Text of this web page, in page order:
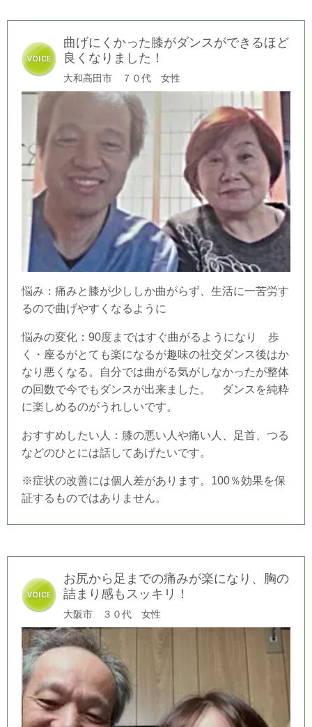
曲げにくかった膝がダンスができるほど
良くなりました！
大和高田市 ７０代 女性
悩み：痛みと膝が少ししか曲がらず、生活に一苦労す
るので曲げやすくなるように
悩みの変化：90度まではすぐ曲がるようになり 歩
く・座るがとても楽になるが趣味の社交ダンス後はか
なり悪くなる。自分では曲がる気がしなかったが整体
の回数で今でもダンスが出来ました。 ダンスを純粋
に楽しめるのがうれしいです。
おすすめしたい人：膝の悪い人や痛い人、足首、つる
などのひとには話してあげたいです。
※症状の改善には個人差があります。100％効果を保
証するものではありません。
お尻から足までの痛みが楽になり、胸の
詰まり感もスッキリ！
大阪市 ３０代 女性